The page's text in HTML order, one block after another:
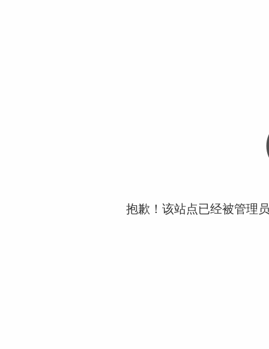
抱歉！该站点已经被管理